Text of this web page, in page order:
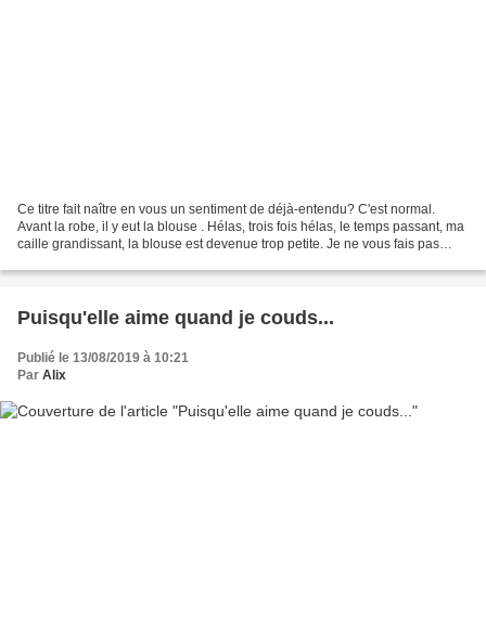
Ce titre fait naître en vous un sentiment de déjà-entendu? C'est normal.
Avant la robe, il y eut la blouse . Hélas, trois fois hélas, le temps passant, ma
caille grandissant, la blouse est devenue trop petite. Je ne vous fais pas
Puisqu'elle aime quand je couds...
Publié le 13/08/2019 à 10:21
Par Alix